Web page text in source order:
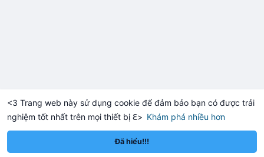
<3 Trang web này sử dụng cookie để đảm bảo bạn có được trải
nghiệm tốt nhất trên mọi thiết bị ℇ> Khám phá nhiều hơn
Đã hiểu!!!
+0.61% Solana $73.94 +1.76% BNB